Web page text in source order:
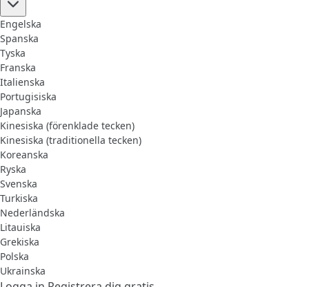
Engelska
Spanska
Tyska
Franska
Italienska
Portugisiska
Japanska
Kinesiska (förenklade tecken)
Kinesiska (traditionella tecken)
Koreanska
Ryska
Svenska
Turkiska
Nederländska
Litauiska
Grekiska
Polska
Ukrainska